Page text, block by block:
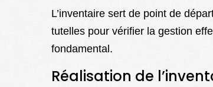
L’inventaire sert de point de
tutelles pour vérifier la gestion
fondamental.
Réalisation de